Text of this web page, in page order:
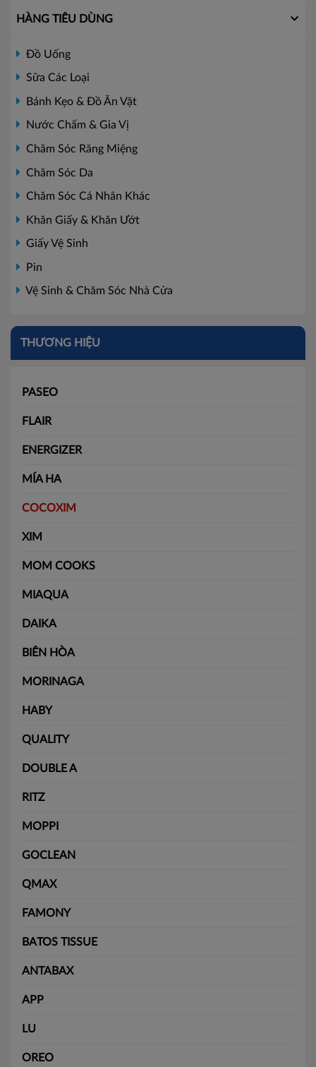
HÀNG TIÊU DÙNG
Đồ Uống
Sữa Các Loại
Bánh Kẹo & Đồ Ăn Vặt
Nước Chấm & Gia Vị
Chăm Sóc Răng Miệng
Chăm Sóc Da
Chăm Sóc Cá Nhân Khác
Khăn Giấy & Khăn Ướt
Giấy Vệ Sinh
Pin
Vệ Sinh & Chăm Sóc Nhà Cửa
THƯƠNG HIỆU
PASEO
FLAIR
ENERGIZER
MÍA HA
COCOXIM
XIM
MOM COOKS
MIAQUA
DAIKA
BIÊN HÒA
MORINAGA
HABY
QUALITY
DOUBLE A
RITZ
MOPPI
GOCLEAN
QMAX
FAMONY
BATOS TISSUE
ANTABAX
APP
LU
OREO